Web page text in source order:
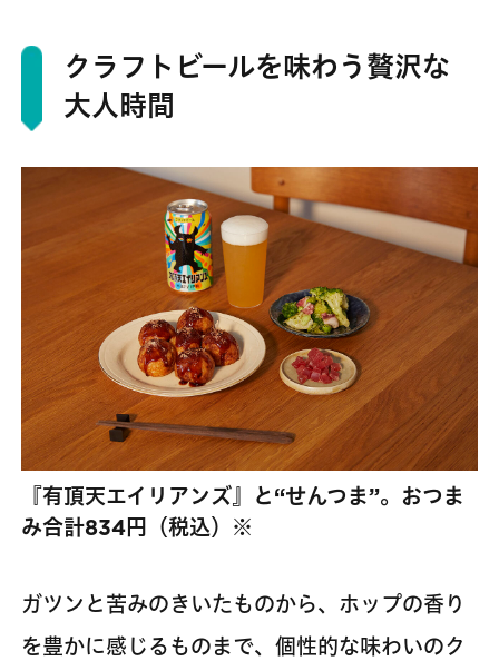
クラフトビールを味わう贅沢な
大人時間
『有頂天エイリアンズ』と“せんつま”。おつま
み合計834円（税込）※
ガツンと苦みのきいたものから、ホップの香り
を豊かに感じるものまで、個性的な味わいのク